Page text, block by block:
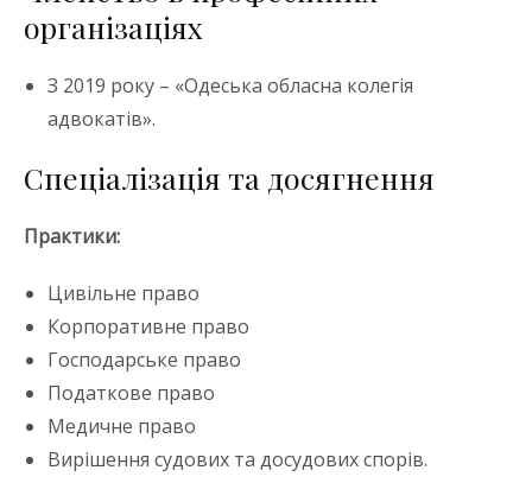
організаціях
З 2019 року – «Одеська обласна колегія
адвокатів».
Спеціалізація та досягнення
Практики:
Цивільне право
Корпоративне право
Господарське право
Податкове право
Медичне право
Вирішення судових та досудових спорів.